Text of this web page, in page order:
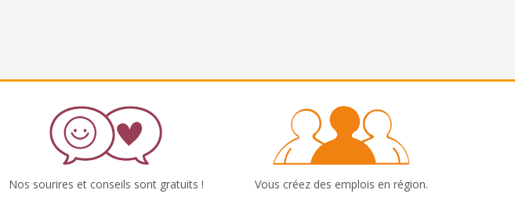
Nos sourires et conseils sont gratuits ! Vous créez des emplois en région.